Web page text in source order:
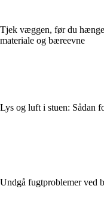
Tjek væggen, før du
materiale og bæreevne
Lys og luft i stuen: Sådan
Undgå fugtproblemer ved